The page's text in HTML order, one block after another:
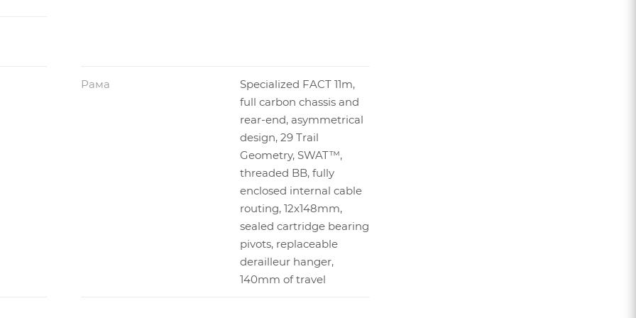
Рама
Specialized FACT 11m,
full carbon chassis and
rear-end, asymmetrical
design, 29 Trail
Geometry, SWAT™,
threaded BB, fully
enclosed internal cable
routing, 12x148mm,
sealed cartridge bearing
pivots, replaceable
derailleur hanger,
140mm of travel